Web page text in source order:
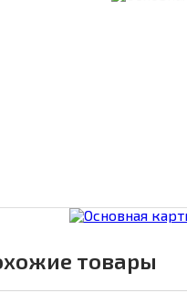
товары